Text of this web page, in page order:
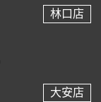
林口店
大安店